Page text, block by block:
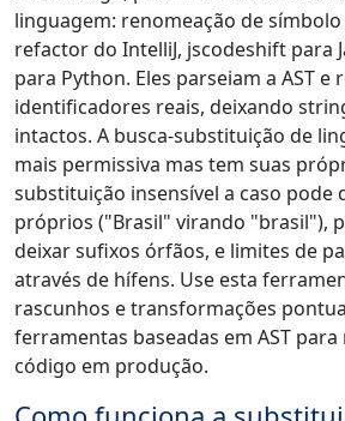
linguagem: renomeação de símbolo
refactor do IntelliJ, jscodeshift para
para Python. Eles parseiam a AST e
identificadores reais, deixando
intactos. A busca-substituição de
mais permissiva mas tem suas
substituição insensível a caso pode
próprios ("Brasil" virando "brasil"),
deixar sufixos órfãos, e limites de
através de hífens. Use esta
rascunhos e transformações
ferramentas baseadas em AST
código em produção.